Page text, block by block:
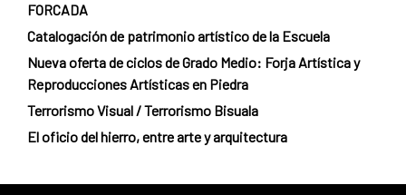
FORCADA
Catalogación de patrimonio artístico de la Escuela
Nueva oferta de ciclos de Grado Medio: Forja Artística y
Reproducciones Artísticas en Piedra
Terrorismo Visual / Terrorismo Bisuala
El oficio del hierro, entre arte y arquitectura